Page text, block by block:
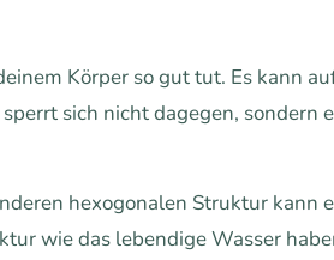
Körper so gut tut. Es kann
sich nicht dagegen,
hexogonalen Struktur kann
wie das lebendige Wasser